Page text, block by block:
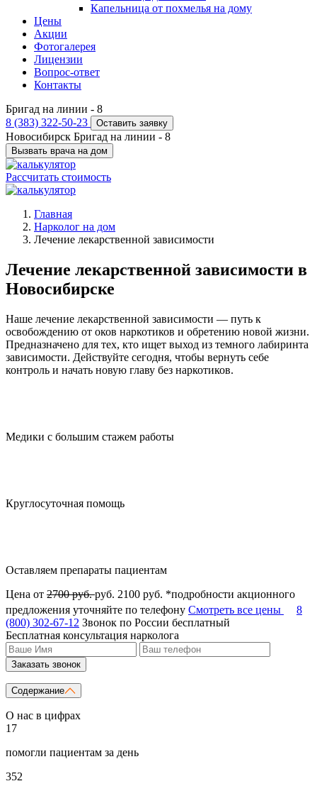
Капельница от похмелья на дому
Цены
Акции
Фотогалерея
Лицензии
Вопрос-ответ
Контакты
Бригад на линии - 8
8 (383) 322-50-23
Оставить заявку
Новосибирск Бригад на линии - 8
Вызвать врача на дом
Рассчитать стоимость
Главная
Нарколог на дом
Лечение лекарственной зависимости
Лечение лекарственной зависимости в
Новосибирске
Наше лечение лекарственной зависимости — путь к
освобождению от оков наркотиков и обретению новой жизни.
Предназначено для тех, кто ищет выход из темного лабиринта
зависимости. Действуйте сегодня, чтобы вернуть себе
контроль и начать новую главу без наркотиков.
Медики с большим стажем работы
Круглосуточная помощь
Оставляем препараты пациентам
Цена от 2700 руб.руб. 2100 руб. *подробности акционного
предложения уточняйте по телефону Смотреть все цены
8
(800) 302-67-12 Звонок по России бесплатный
Бесплатная консультация нарколога
Заказать звонок
Содержание
О нас в цифрах
17
помогли пациентам за день
352